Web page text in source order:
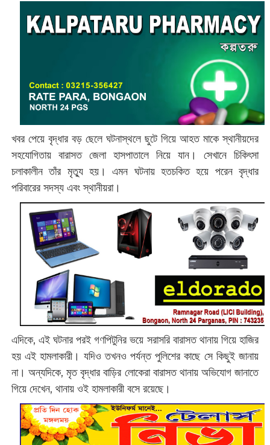
খবর পেয়ে বৃদ্ধার বড় ছেলে ঘটনাস্থলে ছুটে গিয়ে আহত মাকে স্থানীয়দের
সহযোগিতায় বারাসত জেলা হাসপাতালে নিয়ে যান। সেখানে চিকিৎসা
চলাকালীন তাঁর মৃত্যু হয়। এমন ঘটনায় হতচকিত হয়ে পরেন বৃদ্ধার
পরিবারের সদস্য এবং স্থানীয়রা।
এদিকে, এই ঘটনার পরই গণপিটুনির ভয়ে সরাসরি বারাসত থানায় গিয়ে হাজির
হয় এই হামলাকারী। যদিও তখনও পর্যন্ত পুলিশের কাছে সে কিছুই জানায়
না। অন্যদিকে, মৃত বৃদ্ধার বাড়ির লোকেরা বারাসত থানায় অভিযোগ জানাতে
গিয়ে দেখেন, থানায় ওই হামলাকারী বসে রয়েছে।